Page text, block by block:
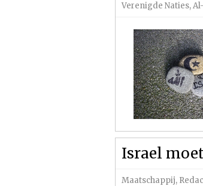
Verenigde Naties,
Israel
Maatschappij,